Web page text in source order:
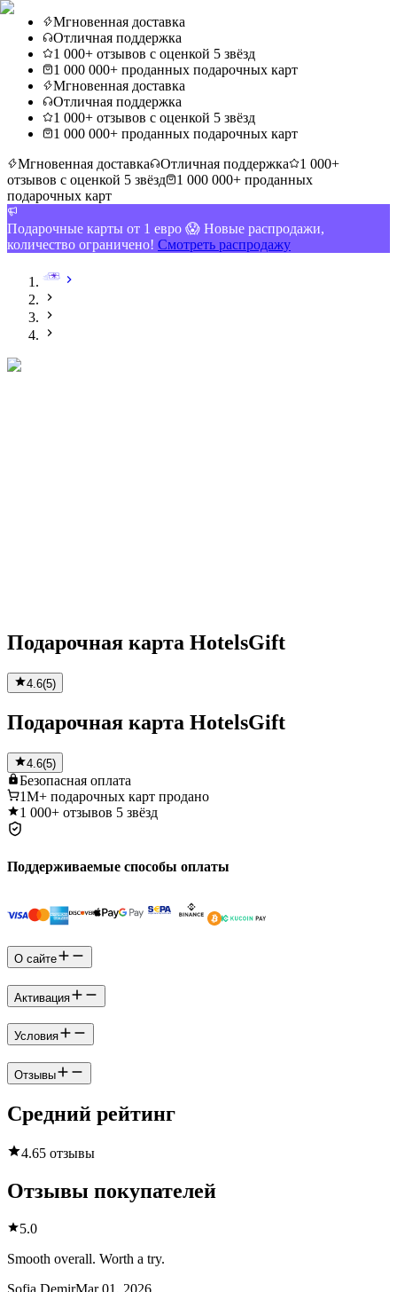
Мгновенная доставка
Отличная поддержка
1 000+ отзывов с оценкой 5 звёзд
1 000 000+ проданных подарочных карт
Мгновенная доставка
Отличная поддержка
1 000+ отзывов с оценкой 5 звёзд
1 000 000+ проданных подарочных карт
Мгновенная доставка
Отличная поддержка
1 000+
отзывов с оценкой 5 звёзд
1 000 000+ проданных
подарочных карт
Подарочные карты от 1 евро 😱 Новые распродажи,
количество ограничено! Смотреть распродажу
Подарочная карта HotelsGift
4.6(5)
Подарочная карта HotelsGift
4.6(5)
Безопасная оплата
1M+ подарочных карт продано
1 000+ отзывов 5 звёзд
Поддерживаемые способы оплаты
О сайте
Активация
Условия
Отзывы
Средний рейтинг
4.65 отзывы
Отзывы покупателей
5.0
Smooth overall. Worth a try.
Sofia DemirMar 01, 2026